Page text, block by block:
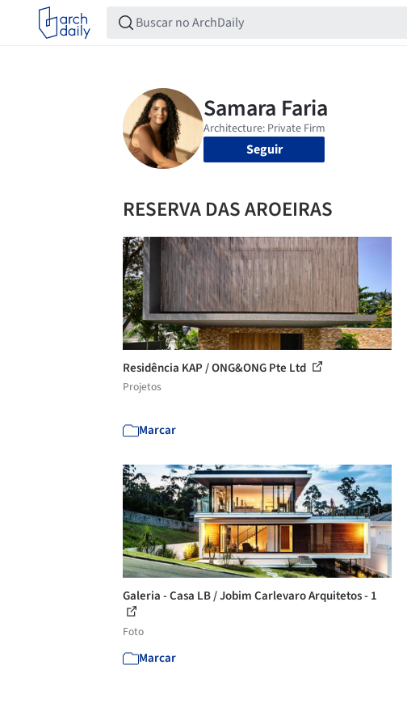
Seguir
RESERVA DAS AROEIRAS
Residência KAP / ONG&ONG Pte Ltd
Projetos
Marcar
Galeria - Casa LB / Jobim Carlevaro Arquitetos - 1
Foto
Marcar